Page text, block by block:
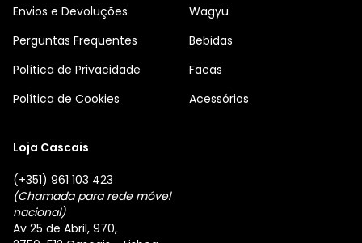
Envios e Devoluções
Perguntas Frequentes
Política de Privacidade
Política de Cookies
Wagyu
Bebidas
Facas
Acessórios
Loja Cascais
(+351) 961 103 423
(Chamada para rede móvel
nacional)
Av 25 de Abril, 970,